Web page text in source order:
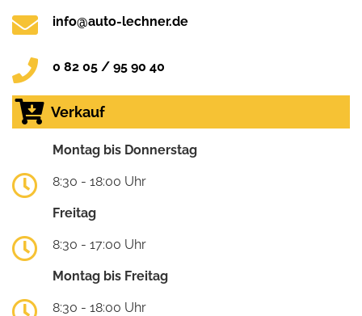
info@auto-lechner.de
0 82 05 / 95 90 40
Verkauf
Montag bis Donnerstag
8:30 - 18:00 Uhr
Freitag
8:30 - 17:00 Uhr
Montag bis Freitag
8:30 - 18:00 Uhr